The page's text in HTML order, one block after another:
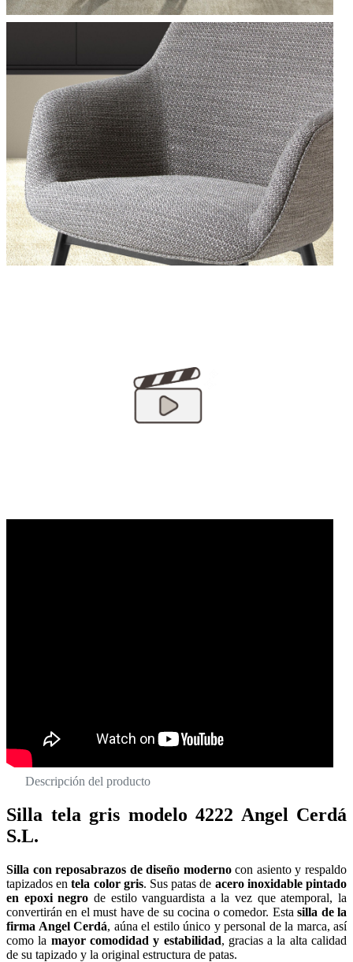
Descripción del producto
Silla tela gris modelo 4222 Angel Cerdá
S.L.
Silla con reposabrazos de diseño modernocon asiento y respaldo
tapizados entela color gris. Sus patas de acero inoxidable pintado
en epoxi negro de estilo vanguardista a la vez que atemporal, la
convertirán en el must have de su cocina o comedor. Estasilla de la
firma Angel Cerdá, aúna el estilo único y personal de la marca, así
como la mayor comodidad y estabilidad, gracias a la alta calidad
de su tapizado y la original estructura de patas.